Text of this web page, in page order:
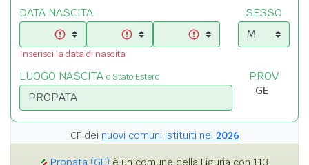
DATA NASCITA
Inserisci la data di nascita
SESSO
LUOGO NASCITA o Stato Estero PROV
CF dei nuovi comuni istituiti nel 2026
Propata (GE) è un comune della Liguria con 113